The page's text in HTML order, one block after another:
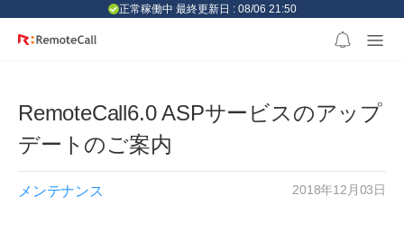
正常稼働中 最終更新日 : 08/06 21:50
RemoteCall6.0 ASPサービスのアップ
デートのご案内
メンテナンス 2018年12月03日